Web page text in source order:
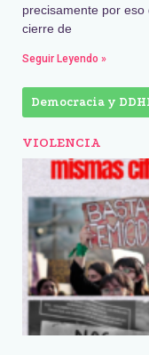
precisamente por
cierre de
Seguir Leyendo »
Democracia y
VIOLENCIA